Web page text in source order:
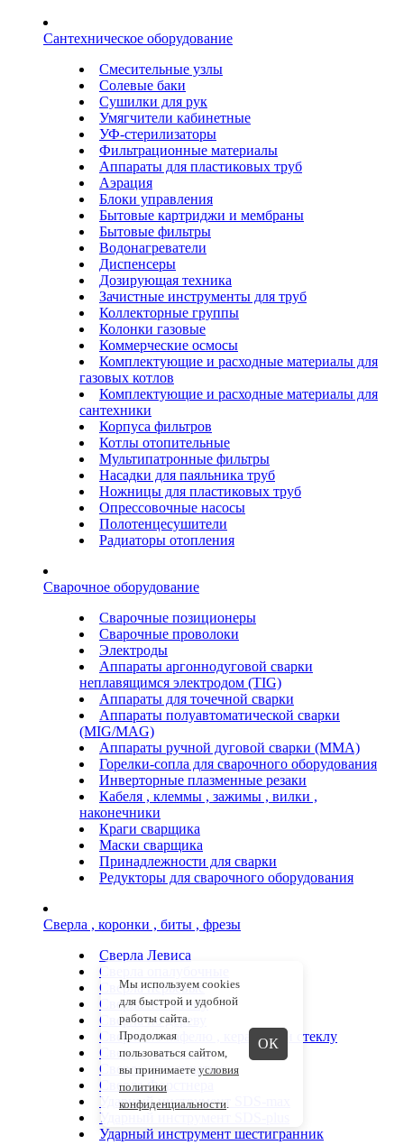
Сантехническое оборудование
Смесительные узлы
Солевые баки
Сушилки для рук
Умягчители кабинетные
УФ-стерилизаторы
Фильтрационные материалы
Аппараты для пластиковых труб
Аэрация
Блоки управления
Бытовые картриджи и мембраны
Бытовые фильтры
Водонагреватели
Диспенсеры
Дозирующая техника
Зачистные инструменты для труб
Коллекторные группы
Колонки газовые
Коммерческие осмосы
Комплектующие и расходные материалы для
газовых котлов
Комплектующие и расходные материалы для
сантехники
Корпуса фильтров
Котлы отопительные
Мультипатронные фильтры
Насадки для паяльника труб
Ножницы для пластиковых труб
Опрессовочные насосы
Полотенцесушители
Радиаторы отопления
Сварочное оборудование
Сварочные позиционеры
Сварочные проволоки
Электроды
Аппараты аргоннодуговой сварки
неплавящимся электродом (TIG)
Аппараты для точечной сварки
Аппараты полуавтоматической сварки
(MIG/MAG)
Аппараты ручной дуговой сварки (ММА)
Горелки-сопла для сварочного оборудования
Инверторные плазменные резаки
Кабеля , клеммы , зажимы , вилки ,
наконечники
Краги сварщика
Маски сварщика
Принадлежности для сварки
Редукторы для сварочного оборудования
Сверла , коронки , биты , фрезы
Сверла Левиса
Сверла опалубочные
Сверла перьевые
Сверла по бетону
Сверла по дереву
Сверла по кафелю , керамике и стеклу
Сверла по металлу
Сверла ступенчатые
Сверла Форстнера
Ударный инструмент SDS-max
Ударный инструмент SDS-plus
Ударный инструмент шестигранник
Мы используем cookies
для быстрой и удобной
работы сайта.
Продолжая
пользоваться сайтом,
вы принимаете условия
политики
конфиденциальности.
ОК